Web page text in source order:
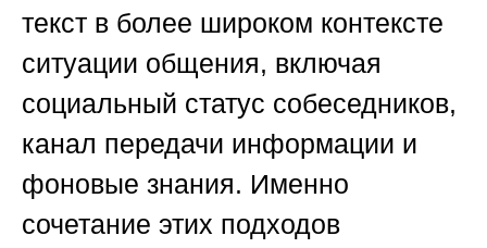
текст в более широком контексте
ситуации общения, включая
социальный статус собеседников,
канал передачи информации и
фоновые знания. Именно
сочетание этих подходов